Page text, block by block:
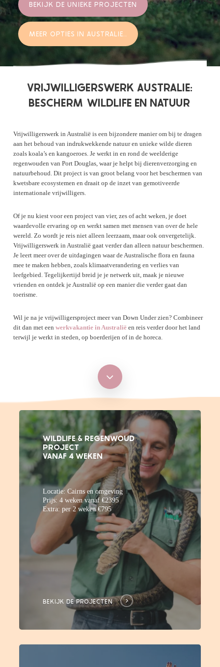
BEKIJK DE UNIEKE PROJECTEN
MEER OPTIES IN AUSTRALIE..
VRIJWILLIGERSWERK AUSTRALIE:
BESCHERM WILDLIFE EN NATUUR
Vrijwilligerswerk in Australië is een bijzondere manier om bij te dragen
aan het behoud van indrukwekkende natuur en unieke wilde dieren
zoals koala’s en kangoeroes. Je werkt in en rond de weelderige
regenwouden van Port Douglas, waar je helpt bij dierenverzorging en
natuurbehoud. Dit project is van groot belang voor het beschermen van
kwetsbare ecosystemen en draait op de inzet van gemotiveerde
internationale vrijwilligers.
Of je nu kiest voor een project van vier, zes of acht weken, je doet
waardevolle ervaring op en werkt samen met mensen van over de hele
wereld. Zo wordt je reis niet alleen leerzaam, maar ook onvergetelijk.
Vrijwilligerswerk in Australië gaat verder dan alleen natuur beschermen.
Je leert meer over de uitdagingen waar de Australische flora en fauna
mee te maken hebben, zoals klimaatverandering en verlies van
leefgebied. Tegelijkertijd breid je je netwerk uit, maak je nieuwe
vrienden en ontdek je Australië op een manier die verder gaat dan
toerisme.
Wil je na je vrijwilligersproject meer van Down Under zien? Combineer
dit dan met eenwerkvakantie in Australië en reis verder door het land
terwijl je werkt in steden, op boerderijen of in de horeca.
Navigate
the
next
section
WILDLIFE & REGENWOUD
PROJECT
VANAF 4 WEKEN
Locatie: Cairns en omgeving
Prijs: 4 weken vanaf €2395
Extra: per 2 weken €795
BEKIJK DE PROJECTEN